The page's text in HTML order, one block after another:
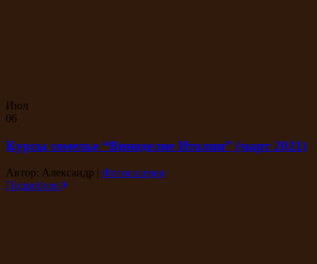
Июл
06
Курсы сомелье “Виноделие Италии” (март 2021)
Автор: Александр | Фотогалерея
Подробнее